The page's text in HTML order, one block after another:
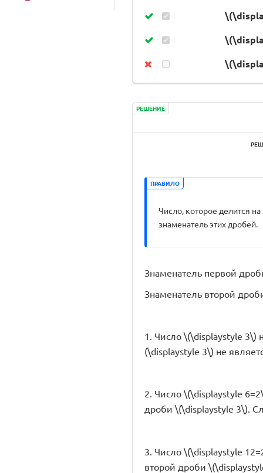
РЕШЕНИЕ
ПРАВИЛО
Число, которое делится
знаменатель этих дробей.
Знаменатель первой
Знаменатель второй
1. Число \(\displaystyle 3\)
(\displaystyle 3\) не
2. Число \(\displaystyle
дроби \(\displaystyle 3\).
3. Число \(\displaystyle
второй дроби